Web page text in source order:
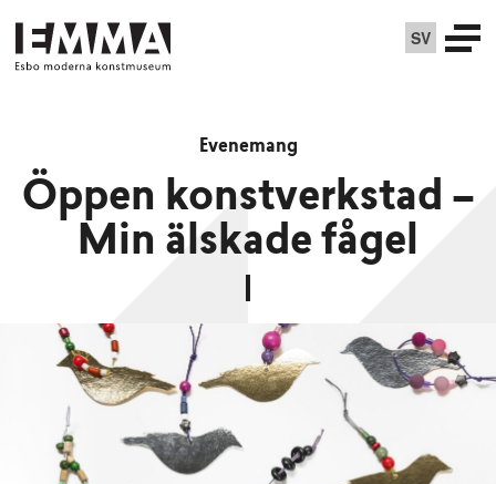
SV
Evenemang
Öppen konstverkstad –
Min älskade fågel